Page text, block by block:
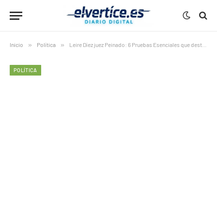
Inicio » Política » Leire Díez juez Peinado: 6 Pruebas Esenciales que destapan la coordinación con Bildu para atacarle
POLÍTICA